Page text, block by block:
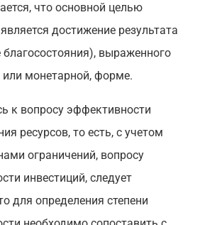
что основной целью
достижение результата
выраженного
или монетарной, форме.
к вопросу эффективности
ресурсов, то есть, с учетом
ограничений, вопросу
инвестиций, следует
для определения степени